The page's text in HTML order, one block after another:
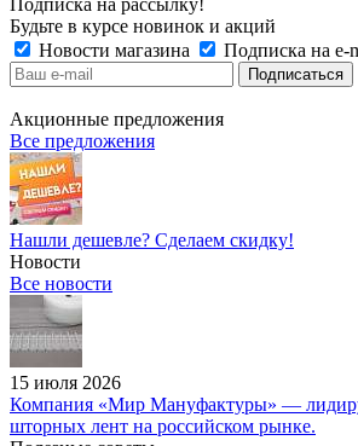
Подписка на рассылку!
Будьте в курсе новинок и акций
Новости магазина
Подписка на e-
Акционные предложения
Все предложения
Нашли дешевле? Сделаем скидку!
Новости
Все новости
15 июля 2026
Компания «Мир Мануфактуры» —
шторных лент на российском рынке.